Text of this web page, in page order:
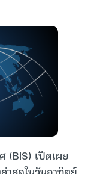
(BIS) เปิดเผย